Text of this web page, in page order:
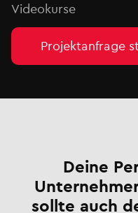
Videokurse
Projektanfrage
Deine
sollte auch